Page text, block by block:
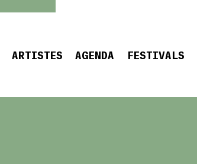
ARTISTES AGENDA FESTIVALS